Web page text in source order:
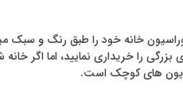
خانه خود را طبق رنگ و سبک
بزرگی را خریداری نمایید، اما اگر
های کوچک است.